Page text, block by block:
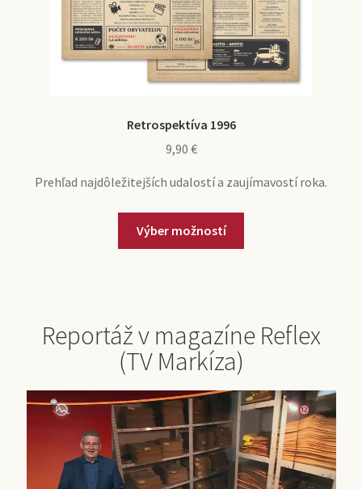
Retrospektíva 1996
9,90 €
Prehľad najdôležitejších udalostí a zaujímavostí roka.
Výber možností
Reportáž v magazíne Reflex
(TV Markíza)